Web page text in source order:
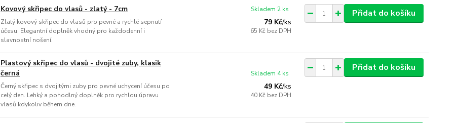
Kovový skřipec do vlasů - zlatý - 7cm
Zlatý kovový skřipec do vlasů pro pevné a rychlé sepnutí
účesu. Elegantní doplněk vhodný pro každodenní i
slavnostní nošení.
79 Kč/ks
65 Kč bez DPH
Skladem 2 ks Přidat do košíku
Plastový skřipec do vlasů - dvojité zuby, klasik
černá
Černý skřipec s dvojitými zuby pro pevné uchycení účesu po
celý den. Lehký a pohodlný doplněk pro rychlou úpravu
vlasů kdykoliv během dne.
49 Kč/ks
40 Kč bez DPH
Skladem 4 ks
Přidat do košíku